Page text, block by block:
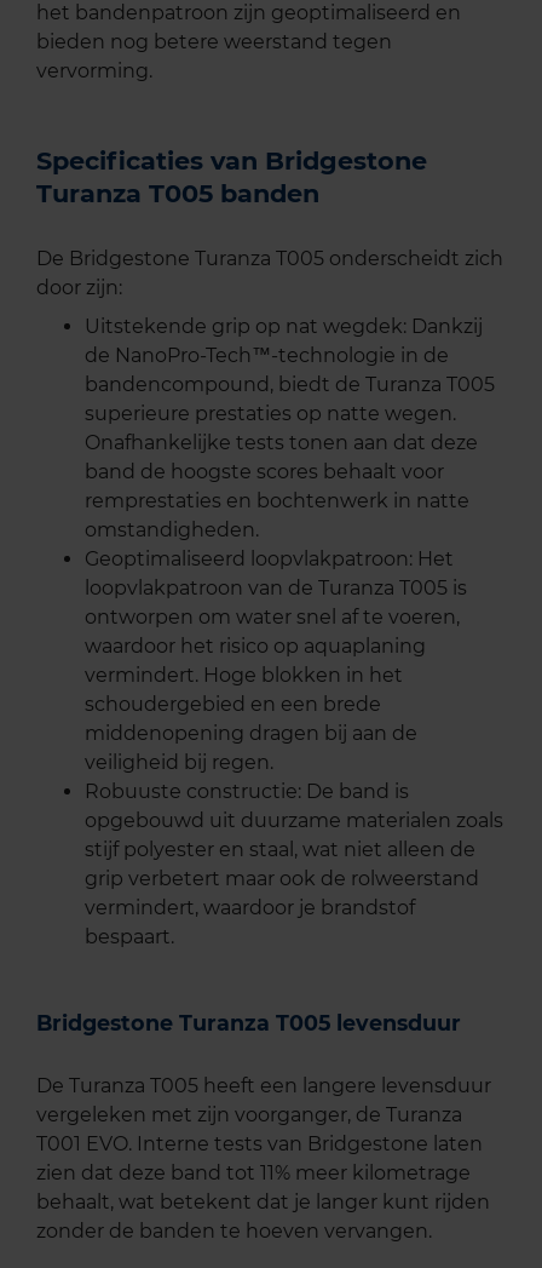
het bandenpatroon zijn geoptimaliseerd en
bieden nog betere weerstand tegen
vervorming.
Specificaties van Bridgestone
Turanza T005 banden
De Bridgestone Turanza T005 onderscheidt zich
door zijn:
Uitstekende grip op nat wegdek: Dankzij
de NanoPro-Tech™-technologie in de
bandencompound, biedt de Turanza T005
superieure prestaties op natte wegen.
Onafhankelijke tests tonen aan dat deze
band de hoogste scores behaalt voor
remprestaties en bochtenwerk in natte
omstandigheden.
Geoptimaliseerd loopvlakpatroon: Het
loopvlakpatroon van de Turanza T005 is
ontworpen om water snel af te voeren,
waardoor het risico op aquaplaning
vermindert. Hoge blokken in het
schoudergebied en een brede
middenopening dragen bij aan de
veiligheid bij regen.
Robuuste constructie: De band is
opgebouwd uit duurzame materialen zoals
stijf polyester en staal, wat niet alleen de
grip verbetert maar ook de rolweerstand
vermindert, waardoor je brandstof
bespaart.
Bridgestone Turanza T005 levensduur
De Turanza T005 heeft een langere levensduur
vergeleken met zijn voorganger, de Turanza
T001 EVO. Interne tests van Bridgestone laten
zien dat deze band tot 11% meer kilometrage
behaalt, wat betekent dat je langer kunt rijden
zonder de banden te hoeven vervangen.